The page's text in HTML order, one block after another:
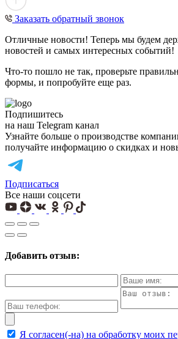
Заказать обратный звонок
Отличные новости! Теперь мы будем
новостей и самых интересных событий!
Что-то пошло не так, проверьте
формы, и попробуйте еще раз.
Подпишитесь
на наш Telegram канал
Узнайте больше о производстве
получайте информацию о скидках и
Подписаться
Все наши соцсети
Добавить отзыв:
Я согласен(-на) на обработку моих